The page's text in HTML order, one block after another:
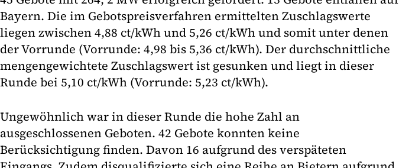
Bayern. Die im Gebotspreisverfahren ermittelten Zuschlagswerte
liegen zwischen 4,88 ct/kWh und 5,26 ct/kWh und somit unter denen
der Vorrunde (Vorrunde: 4,98 bis 5,36 ct/kWh). Der durchschnittliche
mengengewichtete Zuschlagswert ist gesunken und liegt in dieser
Runde bei 5,10 ct/kWh (Vorrunde: 5,23 ct/kWh).
Ungewöhnlich war in dieser Runde die hohe Zahl an
ausgeschlossenen Geboten. 42 Gebote konnten keine
Berücksichtigung finden. Davon 16 aufgrund des verspäteten